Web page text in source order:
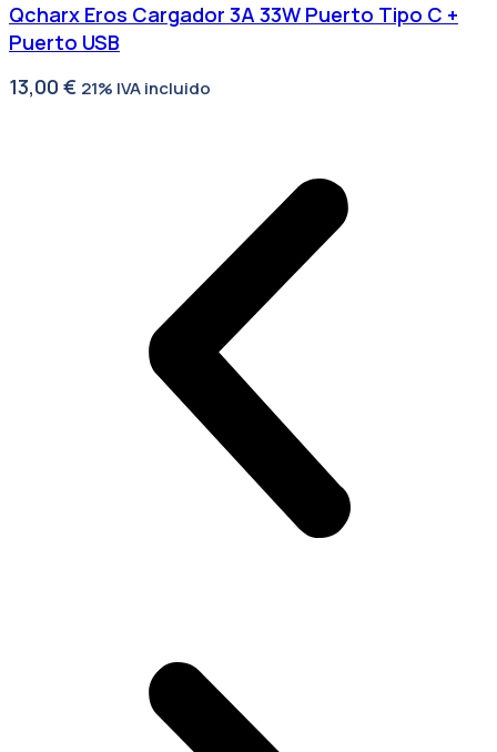
Qcharx Eros Cargador 3A 33W Puerto Tipo C +
Puerto USB
13,00 € 21% IVA incluido